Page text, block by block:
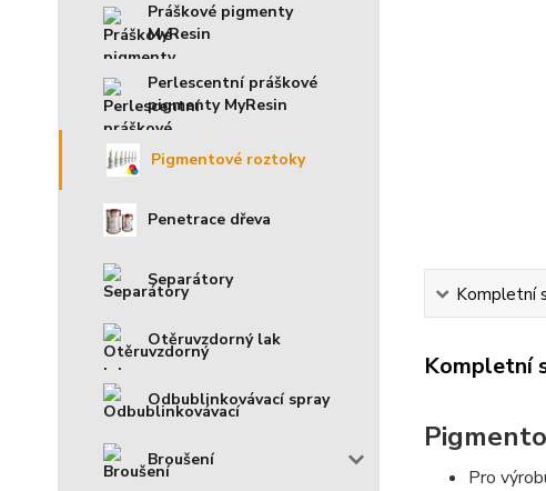
Práškové pigmenty
MyResin
Perlescentní práškové
pigmenty MyResin
Pigmentové roztoky
Penetrace dřeva
Separátory
Otěruvzdorný lak
Odbublinkovávací spray
Broušení
Kompletní
Kompletní
Pro